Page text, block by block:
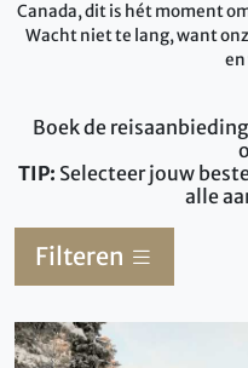
Canada, dit is hét moment
Wacht niet te lang, want
en
Boek de
TIP: Selecteer jouw
alle
Filteren